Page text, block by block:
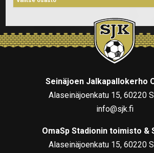
Seinäjoen Jalkapallokerho
Alaseinäjoenkatu 15, 60220
info@sjk.fi
OmaSp Stadionin toimisto &
Alaseinäjoenkatu 15, 60220